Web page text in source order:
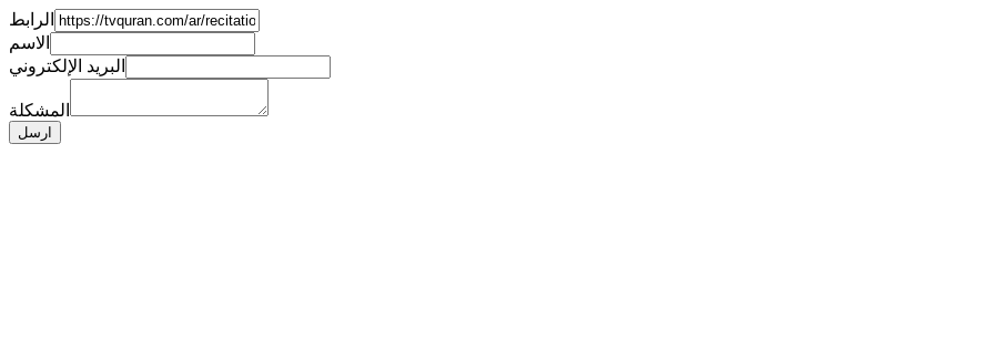
الرابط
الاسم
البريد الإلكتروني
المشكلة
ارسل